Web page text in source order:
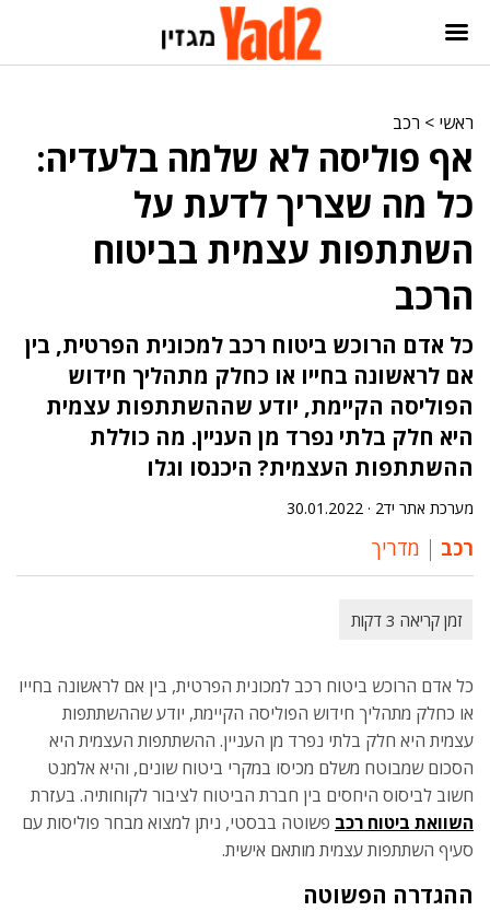
ראשי > רכב
אף פוליסה לא שלמה בלעדיה:
כל מה שצריך לדעת על
השתתפות עצמית בביטוח
הרכב
כל אדם הרוכש ביטוח רכב למכונית הפרטית, בין
אם לראשונה בחייו או כחלק מתהליך חידוש
הפוליסה הקיימת, יודע שההשתתפות עצמית
היא חלק בלתי נפרד מן העניין. מה כוללת
ההשתתפות העצמית? היכנסו וגלו
מערכת אתר יד2 · 30.01.2022
רכב מדריך
כל אדם הרוכש ביטוח רכב למכונית הפרטית, בין אם לראשונה בחייו
או כחלק מתהליך חידוש הפוליסה הקיימת, יודע שההשתתפות
עצמית היא חלק בלתי נפרד מן העניין. ההשתתפות העצמית היא
הסכום שמבוטח משלם מכיסו במקרי ביטוח שונים, והיא אלמנט
חשוב לביסוס היחסים בין חברת הביטוח לציבור לקוחותיה. בעזרת
השוואת ביטוח רכב פשוטה בבסטי, ניתן למצוא מבחר פוליסות עם
סעיף השתתפות עצמית מותאם אישית.
ההגדרה הפשוטה